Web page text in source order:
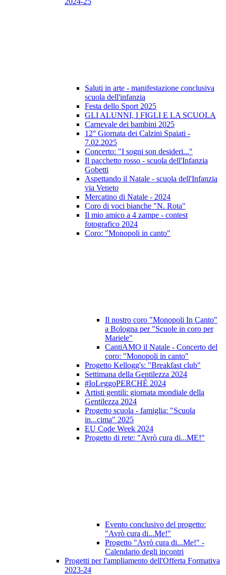
Saluti in arte - manifestazione conclusiva
scuola dell'infanzia
Festa dello Sport 2025
GLI ALUNNI, I FIGLI E LA SCUOLA
Carnevale dei bambini 2025
12° Giornata dei Calzini Spaiati -
7.02.2025
Concerto: "I sogni son desideri..."
Il pacchetto rosso - scuola dell'Infanzia
Gobetti
Aspettando il Natale - scuola dell'Infanzia
via Veneto
Mercatino di Natale - 2024
Coro di voci bianche "N. Rota"
Il mio amico a 4 zampe - contest
fotografico 2024
Coro: "Monopoli in canto"
Il nostro coro "Monopoli In Canto"
a Bologna per "Scuole in coro per
Mariele"
CantiAMO il Natale - Concerto del
coro: "Monopoli in canto"
Progetto Kellogg's: "Breakfast club"
Settimana della Gentilezza 2024
#IoLeggoPERCHÈ 2024
Artisti gentili: giornata mondiale della
Gentilezza 2024
Progetto scuola - famiglia: "Scuola
in...cima" 2025
EU Code Week 2024
Progetto di rete: "Avrò cura di...ME!"
Evento conclusivo del progetto:
"Avrò cura di...Me!"
Progetto "Avrò cura di...Me!" -
Calendario degli incontri
Progetti per l'ampliamento dell'Offerta Formativa
2023-24